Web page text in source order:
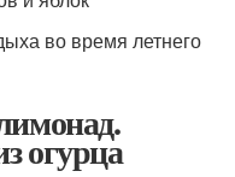
во время летнего
огурца